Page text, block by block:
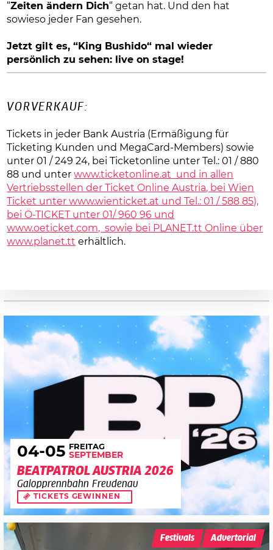
“Zeiten ändern Dich“ getan hat. Und den hat
sowieso jeder Fan gesehen.
Jetzt gilt es, “King Bushido“ mal wieder
persönlich zu sehen: live on stage!
VORVERKAUF:
Tickets in jeder Bank Austria (Ermäßigung für
Ticketing Kunden und MegaCard-Members) sowie
unter 01 / 249 24, bei Ticketonline unter Tel.: 01 / 880
88 und unterwww.ticketonline.at und in allen
Vertriebsstellen der Ticket Online Austria, bei Wien
Ticket unterwww.wienticket.at und Tel.: 01 / 588 85),
bei Ö-TICKET unter 01/ 960 96 und
www.oeticket.com, sowie bei PLANET.tt Online über
www.planet.tt erhältlich.
04-05 FREITAG
SEPTEMBER
BEATPATROL AUSTRIA 2026
Galopprennbahn Freudenau
TICKETS GEWINNEN
Festivals Advertorial